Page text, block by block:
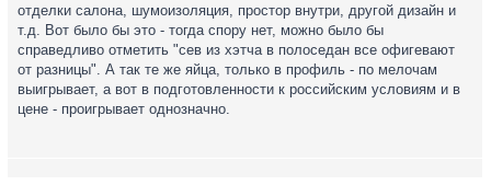
отделки салона, шумоизоляция, простор внутри, другой дизайн и
т.д. Вот было бы это - тогда спору нет, можно было бы
справедливо отметить "сев из хэтча в полоседан все офигевают
от разницы". А так те же яйца, только в профиль - по мелочам
выигрывает, а вот в подготовленности к российским условиям и в
цене - проигрывает однозначно.